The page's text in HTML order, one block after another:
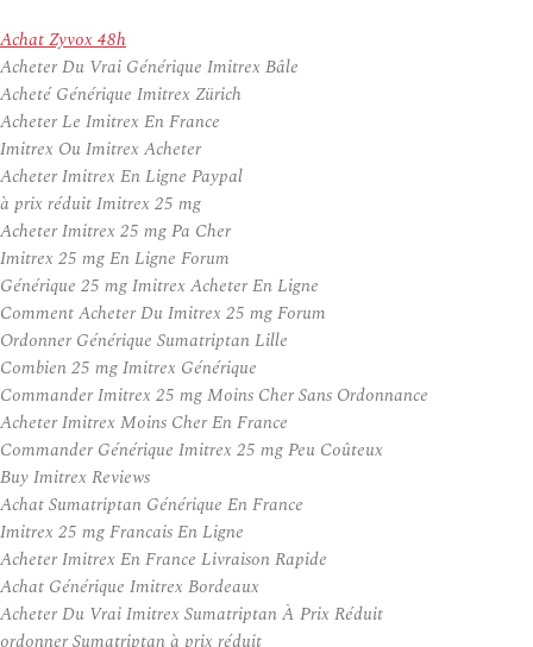
Achat Zyvox 48h
Acheter Du Vrai Générique Imitrex Bâle
Acheté Générique Imitrex Zürich
Acheter Le Imitrex En France
Imitrex Ou Imitrex Acheter
Acheter Imitrex En Ligne Paypal
à prix réduit Imitrex 25 mg
Acheter Imitrex 25 mg Pa Cher
Imitrex 25 mg En Ligne Forum
Générique 25 mg Imitrex Acheter En Ligne
Comment Acheter Du Imitrex 25 mg Forum
Ordonner Générique Sumatriptan Lille
Combien 25 mg Imitrex Générique
Commander Imitrex 25 mg Moins Cher Sans Ordonnance
Acheter Imitrex Moins Cher En France
Commander Générique Imitrex 25 mg Peu Coûteux
Buy Imitrex Reviews
Achat Sumatriptan Générique En France
Imitrex 25 mg Francais En Ligne
Acheter Imitrex En France Livraison Rapide
Achat Générique Imitrex Bordeaux
Acheter Du Vrai Imitrex Sumatriptan À Prix Réduit